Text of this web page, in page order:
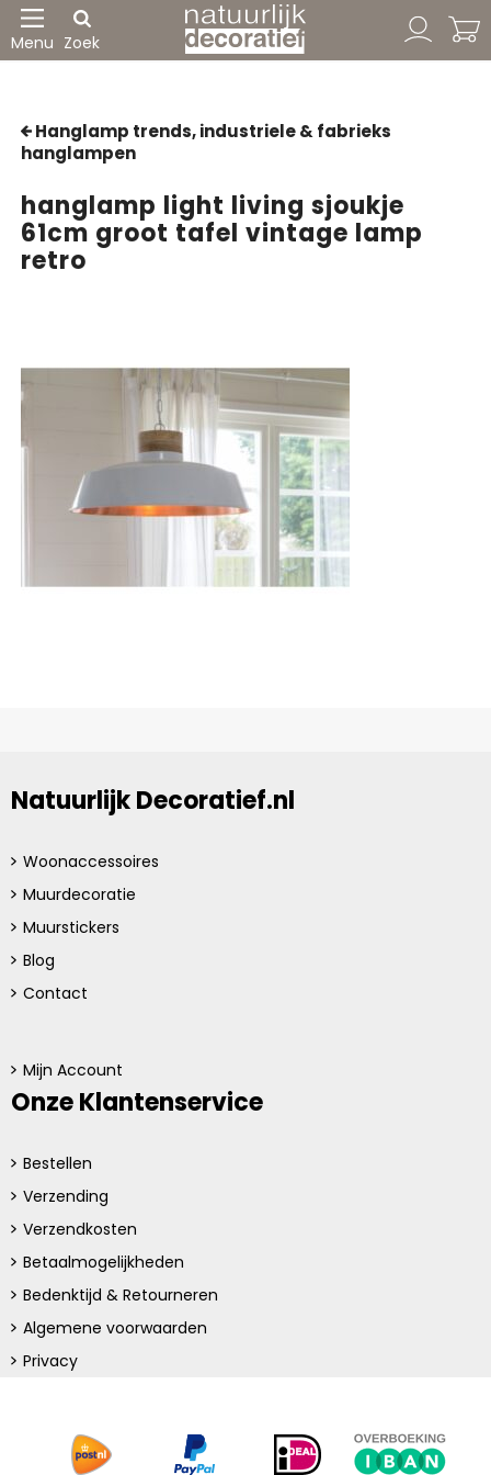
Menu Zoek
Hanglamp trends, industriele & fabrieks
hanglampen
hanglamp light living sjoukje
61cm groot tafel vintage lamp
retro
Natuurlijk Decoratief.nl
Woonaccessoires
Muurdecoratie
Muurstickers
Blog
Contact
Mijn Account
Onze Klantenservice
Bestellen
Verzending
Verzendkosten
Betaalmogelijkheden
Bedenktijd & Retourneren
Algemene voorwaarden
Privacy